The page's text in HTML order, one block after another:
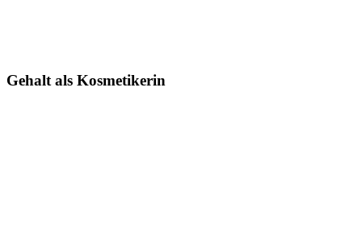
Gehalt als Kosmetikerin